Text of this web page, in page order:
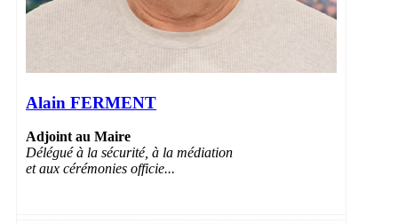
Alain FERMENT
Adjoint au Maire
Délégué à la sécurité, à la médiation
et aux cérémonies officie...